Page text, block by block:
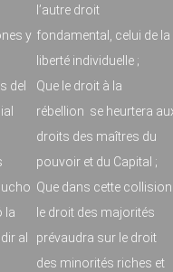
y
del
la
al
l’autre droit
fondamental, celui de la
liberté individuelle ;
Que le droit à la
rébellion se heurtera
droits des maîtres du
pouvoir et du Capital ;
Que dans cette collision
le droit des majorités
prévaudra sur le droit
des minorités riches et